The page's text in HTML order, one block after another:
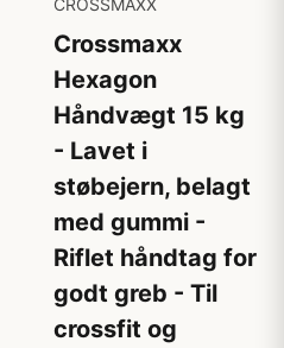
CROSSMAXX
Crossmaxx
Hexagon
Håndvægt 15 kg
- Lavet i
støbejern, belagt
med gummi -
Riflet håndtag for
godt greb - Til
crossfit og